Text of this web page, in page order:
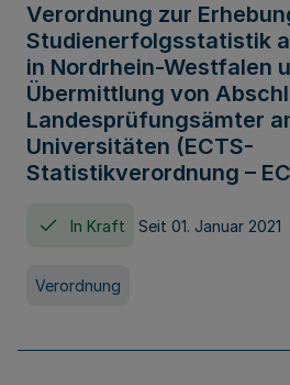
Verordnung zur
Studienerfolgsstatistik
in Nordrhein-Westfalen
Übermittlung von
Landesprüfungsämter
Universitäten (ECTS-
Statistikverordnung –
In Kraft Seit 01. Januar 2021
Verordnung